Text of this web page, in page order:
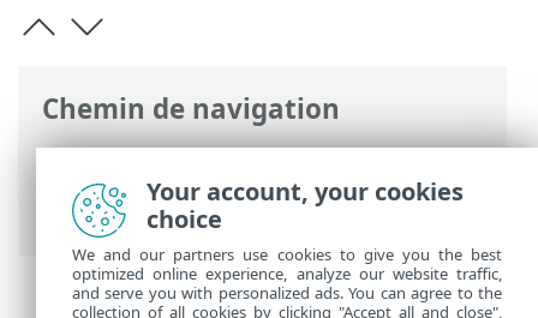
Chemin de navigation
Aide en ligne ESET>ESET Endpoint
Antivirus
>Configuration avancée>
Outils
Your account, your cookies
choice
We and our partners use cookies to give you the best
optimized online experience, analyze our website traffic,
and serve you with personalized ads. You can agree to the
collection of all cookies by clicking "Accept all and close",